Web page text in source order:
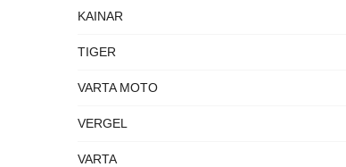
KAINAR
TIGER
VARTA MOTO
VERGEL
VARTA